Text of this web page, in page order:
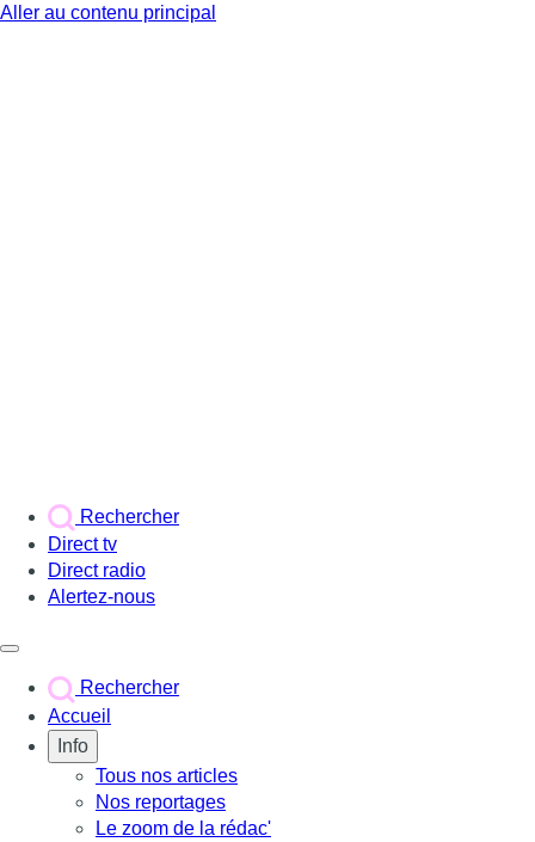
Aller au contenu principal
Rechercher
Direct tv
Direct radio
Alertez-nous
Rechercher
Accueil
Info
Tous nos articles
Nos reportages
Le zoom de la rédac'